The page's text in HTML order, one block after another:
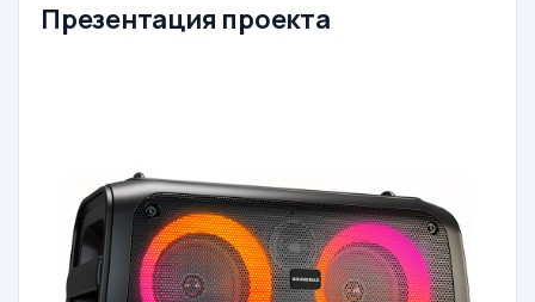
Презентация проекта